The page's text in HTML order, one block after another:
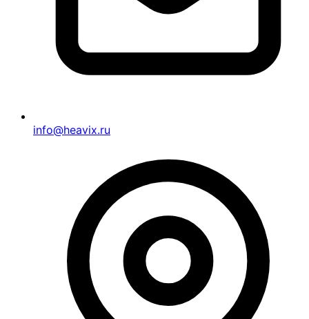
info@heavix.ru